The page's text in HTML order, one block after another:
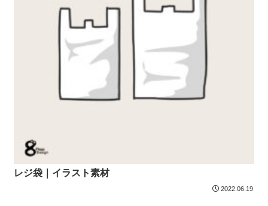
レジ袋｜イラスト素材
2022.06.19